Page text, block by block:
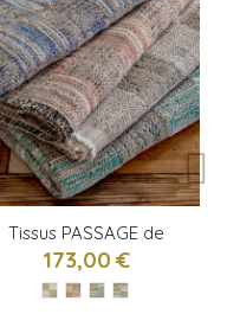
Tissus PASSAGE de
ELITIS
173,00 €